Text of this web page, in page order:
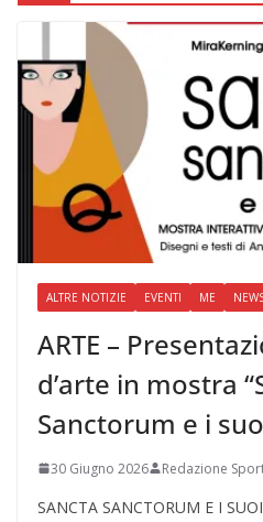
ALTRE NOTIZIE EVENTI ME
ARTE –
d’arte in mostra
Sanctorum e i
30 Giugno 2026 Redazione
SANCTA SANCTORUM E I